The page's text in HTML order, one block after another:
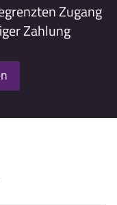
Zugang
Zahlung